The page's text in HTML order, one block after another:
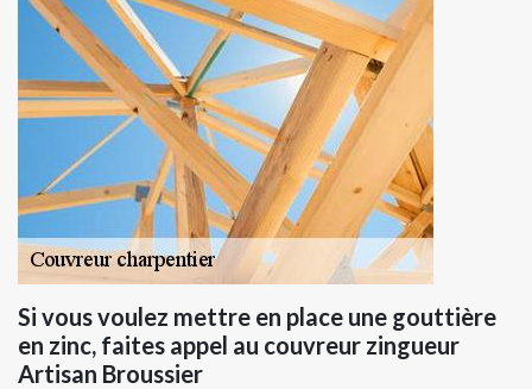
Si vous voulez mettre en place une gouttière
en zinc, faites appel au couvreur zingueur
Artisan Broussier